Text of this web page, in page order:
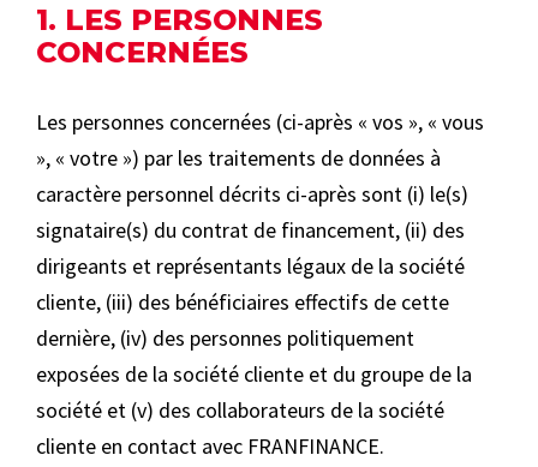
1. LES PERSONNES
CONCERNÉES
Les personnes concernées (ci-après « vos », « vous
», « votre ») par les traitements de données à
caractère personnel décrits ci-après sont (i) le(s)
signataire(s) du contrat de financement, (ii) des
dirigeants et représentants légaux de la société
cliente, (iii) des bénéficiaires effectifs de cette
dernière, (iv) des personnes politiquement
exposées de la société cliente et du groupe de la
société et (v) des collaborateurs de la société
cliente en contact avec FRANFINANCE.